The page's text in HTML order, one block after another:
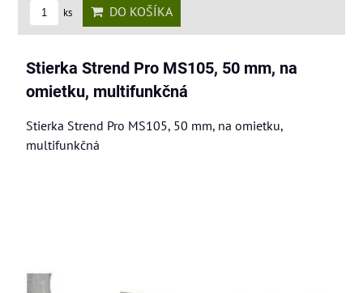
ks DO KOŠÍKA
Stierka Strend Pro MS105, 50 mm, na
omietku, multifunkčná
Stierka Strend Pro MS105, 50 mm, na omietku,
multifunkčná